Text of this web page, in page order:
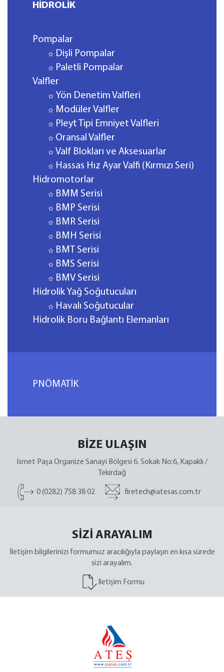
HİDROLİK
Pompalar
Dişli Pompalar
Paletli Pompalar
Valfler
Yön Denetim Valfleri
Modüler Valfler
Pleyt Tipi Emniyet Valfleri
Oransal Valfler
Valf Blokları ve Aksesuarlar
Hassas Hız Ayar Valfi (Kırmızı Seri)
Hidromotorlar
BMM Serisi
BMP Serisi
BMR Serisi
BMH Serisi
BMT Serisi
BMS Serisi
BMV Serisi
Hidrolik Yağ Soğutucuları
Havalı Soğutucular
Hidrolik Boru Bağlantı Elemanları
PNÖMATİK
BİZE ULAŞIN
İsmet Paşa Organize Sanayi Bölgesi 6. Sokak No:6, Kapaklı /
Tekirdağ
0 (0282) 758 38 02 firetech@atesas.com.tr
SİZİ ARAYALIM
İletişim bilgilerinizi formumuz aracılığıyla paylaşın en kısa sürede
sizi arayalım.
İletişim Formu